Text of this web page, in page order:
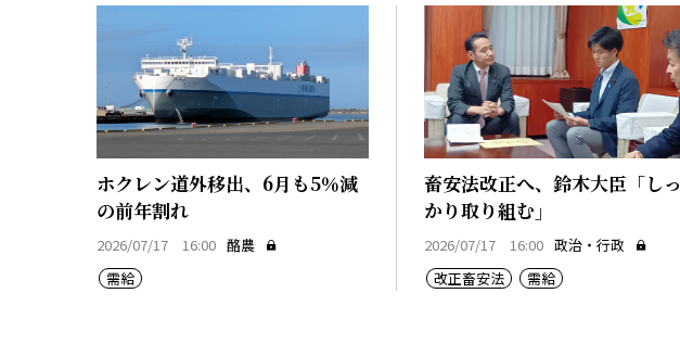
ホクレン道外移出、6月も5％減
の前年割れ
2026/07/17 16:00 酪農
需給
畜安法改正へ、鈴木大臣「しっ
かり取り組む」
2026/07/17 16:00 政治・行政
改正畜安法
需給